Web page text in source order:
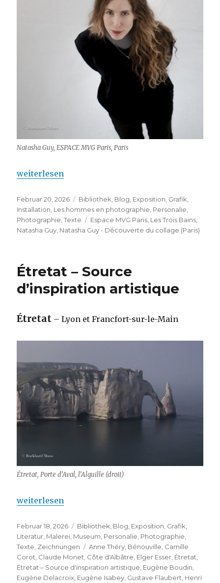
Natasha Guy, ESPACE MVG Paris, Paris
„Natasha Guy – Découverte du collage (Paris)“
weiterlesen
Veröffentlicht
am
Februar 20, 2026 Kategorien
Bibliothek, Blog, Exposition, Grafik,
Installation, Les hommes en photographie, Personalie,
Photographie,Texte Schlagwörter
Espace MVG Paris, Les Trois Bains,
Natasha Guy, Natasha Guy - Découverte du collage (Paris)
Étretat – Source
d’inspiration artistique
Étretat – Lyon et Francfort-sur-le-Main
Étretat, Porte d’Aval, l’Alguille (droit)
„Étretat – Source d’inspiration artistique“
weiterlesen
Veröffentlicht
am
Februar 18, 2026 Kategorien
Bibliothek Blog Exposition Grafik
Literatur Malerei Museum Personalie Photographie
Texte Zeichnungen Schlagwörter
Anne Théry Bénouville Camille
Corot Claude Monet Côte d'Albâtre Elger Esser Étretat
Étretat – Source d'inspiration artistique Eugène Boudin
Eugène Delacroix Eugène Isabey Gustave Flaubert Henri